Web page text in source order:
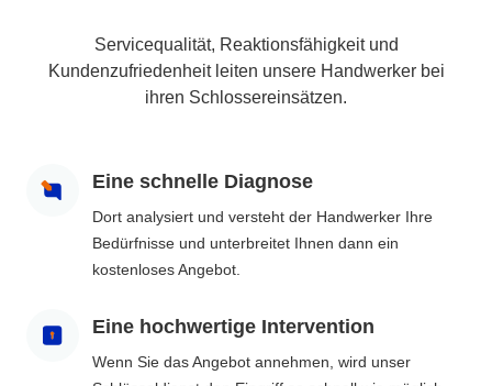
Servicequalität, Reaktionsfähigkeit und
Kundenzufriedenheit leiten unsere Handwerker bei
ihren Schlossereinsätzen.
Eine schnelle Diagnose
Dort analysiert und versteht der Handwerker Ihre
Bedürfnisse und unterbreitet Ihnen dann ein
kostenloses Angebot.
Eine hochwertige Intervention
Wenn Sie das Angebot annehmen, wird unser